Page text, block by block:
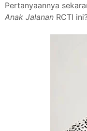
Pertanyaannya
Anak Jalanan RCTI